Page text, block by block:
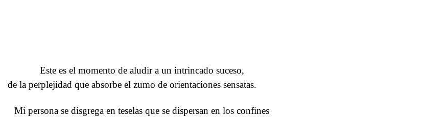
Este es el momento de aludir a un intrincado suceso,
de la perplejidad que absorbe el zumo de orientaciones sensatas.
Mi persona se disgrega en teselas que se dispersan en los confines